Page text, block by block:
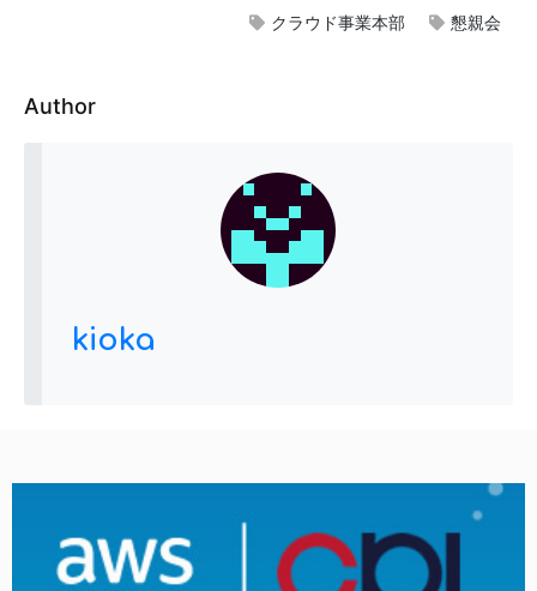
クラウド事業本部 懇親会
Author
kioka